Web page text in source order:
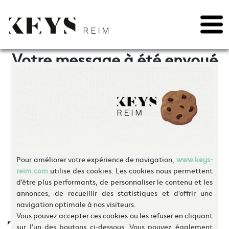
to
contentVotre message à été envoyé
Pour améliorer votre expérience de navigation, www.keys-
reim.com utilise des cookies. Les cookies nous permettent
d'être plus performants, de personnaliser le contenu et les
annonces, de recueillir des statistiques et d'offrir une
navigation optimale à nos visiteurs.
Vous pouvez accepter ces cookies ou les refuser en cliquant
sur l’un des boutons ci-dessous. Vous pouvez également
Please see our privacy policy for details and any questions.
No